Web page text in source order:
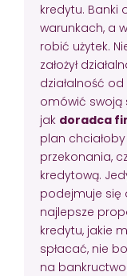
kredytu. Banki
warunkach, a
robić użytek.
założył
działalność
omówić swoją
jak doradca
plan
przekonania,
kredytową.
podejmuje się
najlepsze
kredytu, jakie
spłacać, nie
na